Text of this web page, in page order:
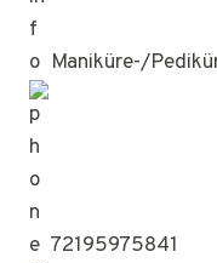
Maniküre-/
72195975841